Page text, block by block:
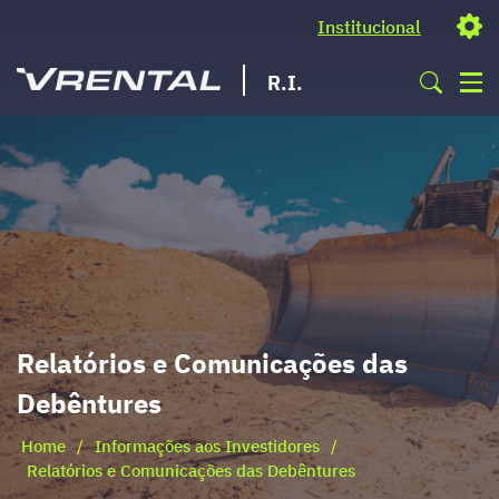
Institucional
R.I.
Relatórios e Comunicações das
Debêntures
Home / Informações aos Investidores /
Relatórios e Comunicações das Debêntures